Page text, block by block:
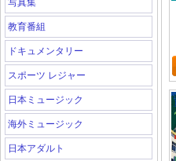
写真集
教育番組
ドキュメンタリー
スポーツ レジャー
日本ミュージック
海外ミュージック
日本アダルト